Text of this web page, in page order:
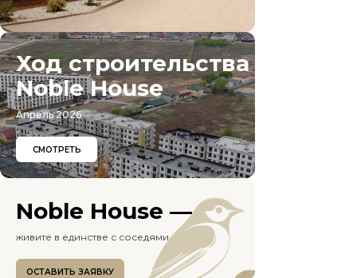
Апрель 2026
Ход строительства
Noble House
СМОТРЕТЬ
живите в единстве с соседями
Noble House —
ОСТАВИТЬ ЗАЯВКУ